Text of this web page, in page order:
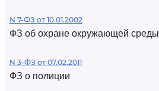
N 7-ФЗ от 10.01.2002
ФЗ об охране окружающей среды
N 3-ФЗ от 07.02.2011
ФЗ о полиции